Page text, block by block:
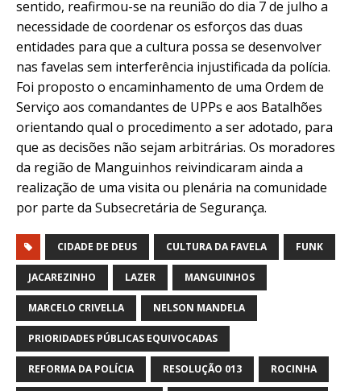
sentido, reafirmou-se na reunião do dia 7 de julho a
necessidade de coordenar os esforços das duas
entidades para que a cultura possa se desenvolver
nas favelas sem interferência injustificada da polícia.
Foi proposto o encaminhamento de uma Ordem de
Serviço aos comandantes de UPPs e aos Batalhões
orientando qual o procedimento a ser adotado, para
que as decisões não sejam arbitrárias. Os moradores
da região de Manguinhos reivindicaram ainda a
realização de uma visita ou plenária na comunidade
por parte da Subsecretária de Segurança.
CIDADE DE DEUS CULTURA DA FAVELA FUNK
JACAREZINHO LAZER MANGUINHOS
MARCELO CRIVELLA NELSON MANDELA
PRIORIDADES PÚBLICAS EQUIVOCADAS
REFORMA DA POLÍCIA RESOLUÇÃO 013 ROCINHA